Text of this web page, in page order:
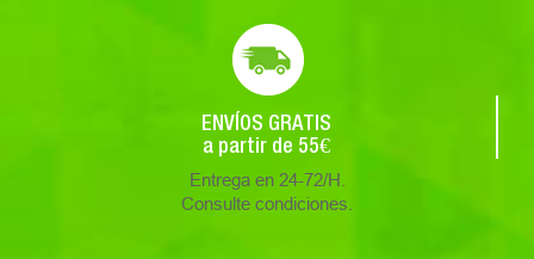
ENVÍOS GRATIS
a partir de 55€
Entrega en 24-72/H.
Consulte condiciones.